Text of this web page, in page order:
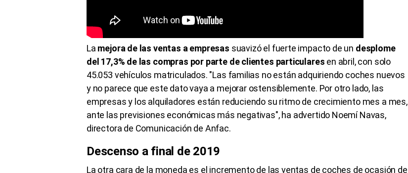
La mejora de las ventas a empresas suavizó el fuerte impacto de un desplome
del 17,3% de las compras por parte de clientes particulares en abril, con solo
45.053 vehículos matriculados. "Las familias no están adquiriendo coches nuevos
y no parece que este dato vaya a mejorar ostensiblemente. Por otro lado, las
empresas y los alquiladores están reduciendo su ritmo de crecimiento mes a mes,
ante las previsiones económicas más negativas", ha advertido Noemí Navas,
directora de Comunicación de Anfac.
Descenso a final de 2019
La otra cara de la moneda es el incremento de las ventas de coches de ocasión de